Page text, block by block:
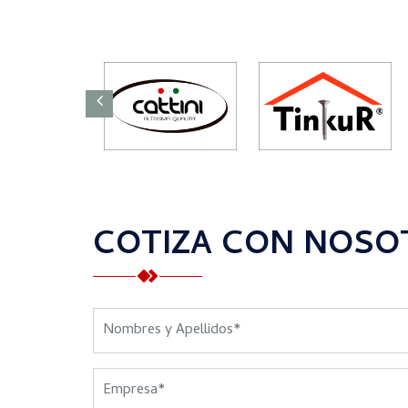
COTIZA CON